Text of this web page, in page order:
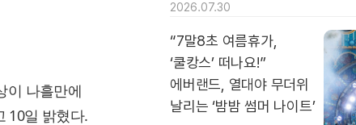
이 나흘만에
10일 밝혔다.
2026.07.30
“7말8초 여름휴가,
‘쿨캉스’ 떠나요!”
에버랜드, 열대야 무더위
날리는 ‘밤밤 썸머 나이트’